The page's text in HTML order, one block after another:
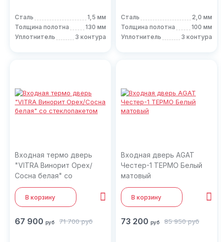
Сталь
1,5 мм
Толщина полотна
130 мм
Уплотнитель
3 контура
Сталь
2,0 мм
Толщина полотна
100 мм
Уплотнитель
3 контура
Входная термо дверь
"VITRA Винорит Орех/
Сосна белая" со
стеклопакетом
В корзину
67 900 руб 71 700 руб
Входная дверь AGAT
Честер-1 ТЕРМО Белый
матовый
В корзину
73 200 руб 85 950 руб